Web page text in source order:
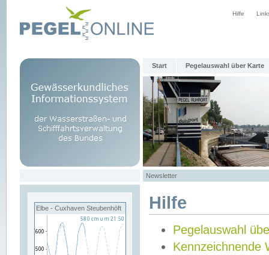
Hilfe
Start Pegelauswahl über Karte
Newsletter
Elbe - Cuxhaven Steubenhöft Hilfe
Pegelauswahl
Kennzeichnende